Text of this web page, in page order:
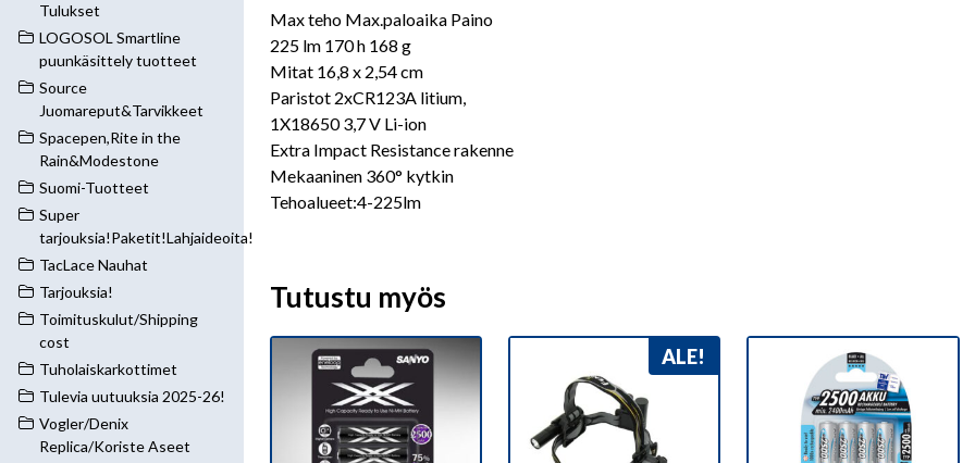
Tulukset
LOGOSOL Smartline
puunkäsittely tuotteet
Source
Juomareput&Tarvikkeet
Spacepen,Rite in the
Rain&Modestone
Suomi-Tuotteet
Super
tarjouksia!Paketit!Lahjaideoita!
TacLace Nauhat
Tarjouksia!
Toimituskulut/Shipping
cost
Tuholaiskarkottimet
Tulevia uutuuksia 2025-26!
Vogler/Denix
Replica/Koriste Aseet
Max teho Max.paloaika Paino
225 lm 170 h 168 g
Mitat 16,8 x 2,54 cm
Paristot 2xCR123A litium,
1X18650 3,7 V Li-ion
Extra Impact Resistance rakenne
Mekaaninen 360° kytkin
Tehoalueet:4-225lm
Tutustu myös
ALE!